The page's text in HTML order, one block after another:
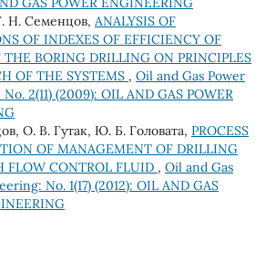
Н. Семенцов, ANALYSIS OF
OF INDEXES OF EFFICIENCY OF
THE BORING DRILLING ON PRINCIPLES
OF THE SYSTEMS , Oil and Gas Power
2(11) (2009): OIL AND GAS POWER
О. В. Гутак, Ю. Б. Головата, PROCESS
OF MANAGEMENT OF DRILLING
FLOW CONTROL FLUID , Oil and Gas
No. 1(17) (2012): OIL AND GAS